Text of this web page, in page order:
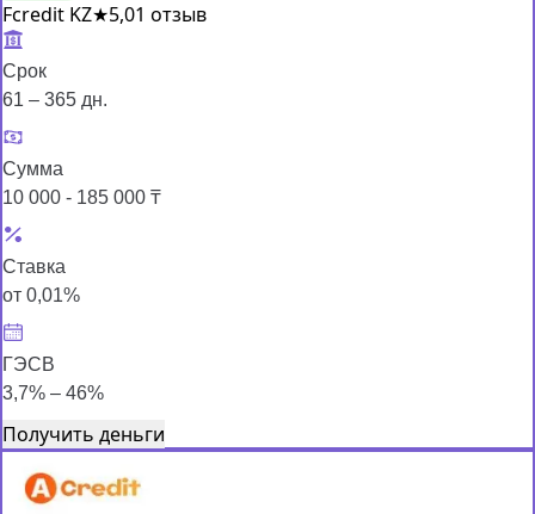
Fcredit KZ★5,01 отзыв
Срок
61 – 365 дн.
Сумма
10 000 - 185 000 ₸
Ставка
от 0,01%
ГЭСВ
3,7% – 46%
Получить деньги